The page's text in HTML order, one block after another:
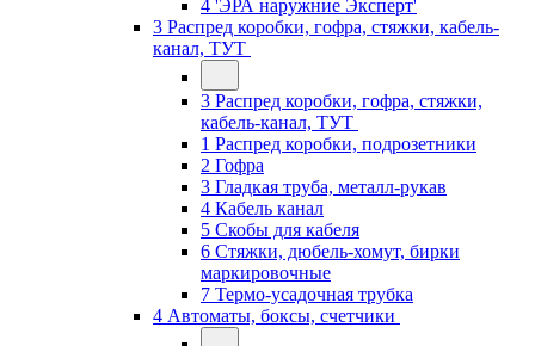
4 'ЭРА наружние Эксперт'
3 Распред коробки, гофра, стяжки, кабель-
канал, ТУТ
3 Распред коробки, гофра, стяжки,
кабель-канал, ТУТ
1 Распред коробки, подрозетники
2 Гофра
3 Гладкая труба, металл-рукав
4 Кабель канал
5 Скобы для кабеля
6 Стяжки, дюбель-хомут, бирки
маркировочные
7 Термо-усадочная трубка
4 Автоматы, боксы, счетчики